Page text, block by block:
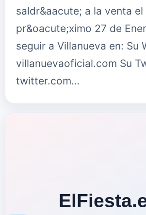
saldr&aacute; a la venta el
pr&oacute;ximo 27 de
seguir a Villanueva en: Su
villanuevaoficial.com Su
twitter.com…